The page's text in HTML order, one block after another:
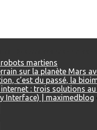
martiens
sur la planète Mars
c’est du passé, la
: trois solutions au
Interface) | maximedblog